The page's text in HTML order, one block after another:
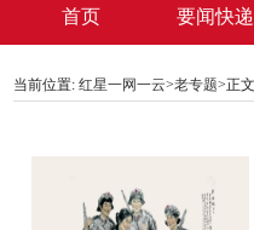
首页 要闻快递
当前位置: 红星一网一云>老专题>正文